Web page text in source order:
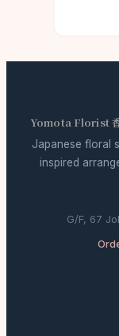
Yomota Florist
Japanese floral
inspired
G/F, 67